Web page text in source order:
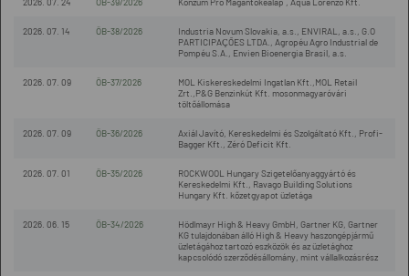
2026. 07. 14 ÖB-38/2026
Industria Novum Slovakia, a.s., ENVIRAL, a.s., G.O
PARTICIPAÇÕES LTDA., Agropéu Agro Industrial de
Pompéu S.A., Envien Bioenergia Brasil, a.s.
2026. 07. 09 ÖB-37/2026
MOL Kiskereskedelmi Ingatlan Kft.,MOL Retail
Zrt.,P&G Benzinkút Kft. mosonmagyaróvári
töltőállomása
2026. 07. 09 ÖB-36/2026
Axiál Javító, Kereskedelmi és Szolgáltató Kft., Profi-
Bagger Kft., Zéró Deficit Kft.
2026. 07. 01 ÖB-35/2026
ROCKWOOL Hungary Szigetelőanyaggyártó és
Kereskedelmi Kft., Ravago Building Solutions
Hungary Kft. kőzetgyapot üzletága
2026. 06. 15 ÖB-34/2026
Hödlmayr High & Heavy GmbH, Gartner KG, Gartner
KG tulajdonában álló High & Heavy haszongépjármű
üzletágához tartozó eszközök és az üzletághoz
kapcsolódó szerződésállomány, mint vállalkozásrész